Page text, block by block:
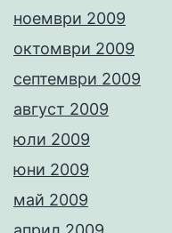
ноември 2009
октомври 2009
септември 2009
август 2009
юли 2009
юни 2009
май 2009